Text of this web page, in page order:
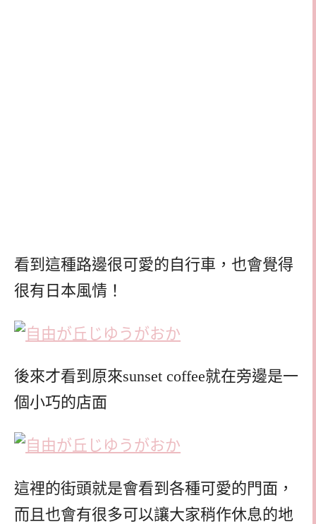
看到這種路邊很可愛的自行車，也會覺得
很有日本風情！
後來才看到原來sunset coffee就在旁邊是一
個小巧的店面
這裡的街頭就是會看到各種可愛的門面，
而且也會有很多可以讓大家稍作休息的地